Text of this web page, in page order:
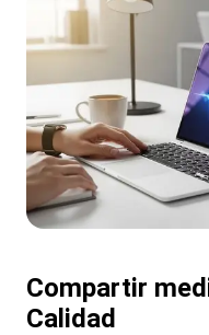
Compartir
Calidad